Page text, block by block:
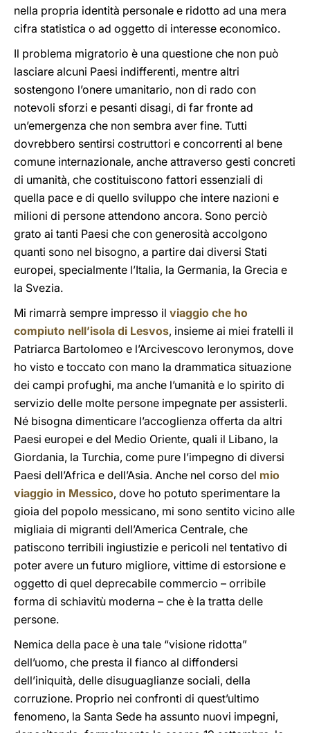
nella propria identità personale e ridotto ad una mera
cifra statistica o ad oggetto di interesse economico.
Il problema migratorio è una questione che non può
lasciare alcuni Paesi indifferenti, mentre altri
sostengono l’onere umanitario, non di rado con
notevoli sforzi e pesanti disagi, di far fronte ad
un’emergenza che non sembra aver fine. Tutti
dovrebbero sentirsi costruttori e concorrenti al bene
comune internazionale, anche attraverso gesti concreti
di umanità, che costituiscono fattori essenziali di
quella pace e di quello sviluppo che intere nazioni e
milioni di persone attendono ancora. Sono perciò
grato ai tanti Paesi che con generosità accolgono
quanti sono nel bisogno, a partire dai diversi Stati
europei, specialmente l’Italia, la Germania, la Grecia e
la Svezia.
Mi rimarrà sempre impresso il viaggio che ho
compiuto nell’isola di Lesvos, insieme ai miei fratelli il
Patriarca Bartolomeo e l’Arcivescovo Ieronymos, dove
ho visto e toccato con mano la drammatica situazione
dei campi profughi, ma anche l’umanità e lo spirito di
servizio delle molte persone impegnate per assisterli.
Né bisogna dimenticare l’accoglienza offerta da altri
Paesi europei e del Medio Oriente, quali il Libano, la
Giordania, la Turchia, come pure l’impegno di diversi
Paesi dell’Africa e dell’Asia. Anche nel corso del mio
viaggio in Messico, dove ho potuto sperimentare la
gioia del popolo messicano, mi sono sentito vicino alle
migliaia di migranti dell’America Centrale, che
patiscono terribili ingiustizie e pericoli nel tentativo di
poter avere un futuro migliore, vittime di estorsione e
oggetto di quel deprecabile commercio – orribile
forma di schiavitù moderna – che è la tratta delle
persone.
Nemica della pace è una tale “visione ridotta”
dell’uomo, che presta il fianco al diffondersi
dell’iniquità, delle disuguaglianze sociali, della
corruzione. Proprio nei confronti di quest’ultimo
fenomeno, la Santa Sede ha assunto nuovi impegni,